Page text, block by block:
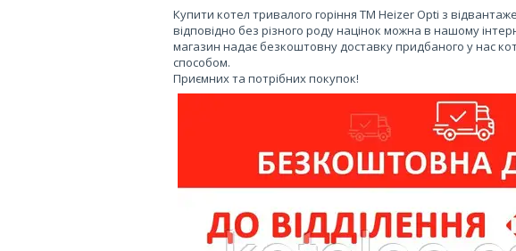
Купити котел тривалого горіння ТМ Heizer Opti з
відповідно без різного роду націнок можна в нашому
магазин надає безкоштовну доставку придбаного у нас
способом.
Приємних та потрібних покупок!